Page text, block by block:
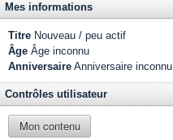
Mes informations
Titre Nouveau / peu actif
Âge Âge inconnu
Anniversaire Anniversaire inconnu
Contrôles utilisateur
Mon contenu